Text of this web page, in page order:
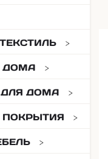
ДОМА
ДОМА